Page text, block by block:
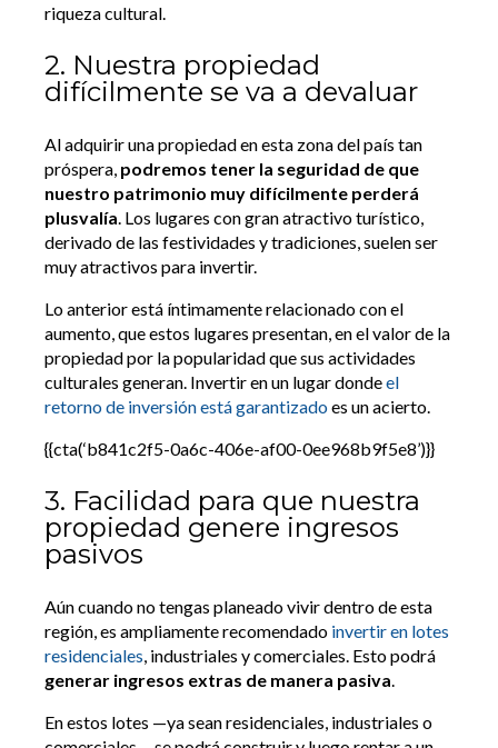
riqueza cultural.
2. Nuestra propiedad
difícilmente se va a devaluar
Al adquirir una propiedad en esta zona del país tan
próspera, podremos tener la seguridad de que
nuestro patrimonio muy difícilmente perderá
plusvalía . Los lugares con gran atractivo turístico,
derivado de las festividades y tradiciones, suelen ser
muy atractivos para invertir.
Lo anterior está íntimamente relacionado con el
aumento, que estos lugares presentan, en el valor de la
propiedad por la popularidad que sus actividades
culturales generan. Invertir en un lugar dondeel
retorno de inversión está garantizadoes un acierto.
{{cta(‘b841c2f5-0a6c-406e-af00-0ee968b9f5e8’)}}
3. Facilidad para que nuestra
propiedad genere ingresos
pasivos
Aún cuando no tengas planeado vivir dentro de esta
región, es ampliamente recomendado invertir en lotes
residenciales , industriales y comerciales. Esto podrá
generar ingresos extras de manera pasiva
En estos lotes —ya sean residenciales, industriales o